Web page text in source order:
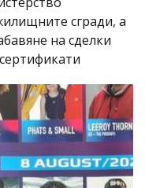
сгради, а
на сделки